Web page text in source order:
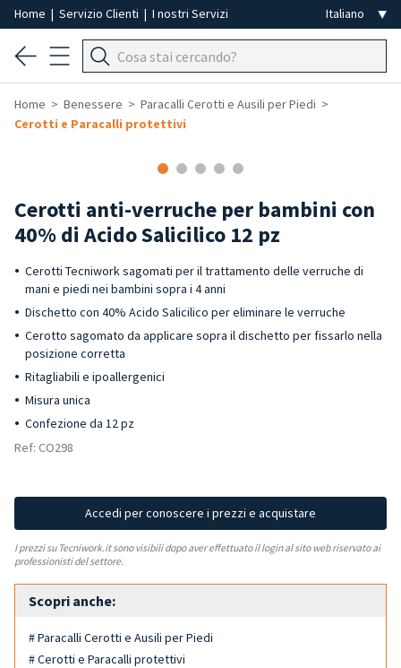
Home | Servizio Clienti | I nostri Servizi
Home Benessere
Paracalli Cerotti e Ausili per Piedi
Cerotti e Paracalli protettivi
Cerotti anti-verruche per bambini con
40% di Acido Salicilico 12 pz
Cerotti Tecniwork sagomati per il trattamento delle verruche di
mani e piedi nei bambini sopra i 4 anni
Dischetto con 40% Acido Salicilico per eliminare le verruche
Cerotto sagomato da applicare sopra il dischetto per fissarlo nella
posizione corretta
Ritagliabili e ipoallergenici
Misura unica
Confezione da 12 pz
Ref: CO298
Accedi per conoscere i prezzi e acquistare
I prezzi su Tecniwork.it sono visibili dopo aver effettuato il login al sito web riservato ai
professionisti del settore.
Scopri anche:
# Paracalli Cerotti e Ausili per Piedi
# Cerotti e Paracalli protettivi